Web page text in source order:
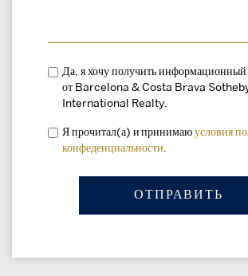
Да, я хочу получить информационный
от Barcelona & Costa Brava
International Realty.
Я прочитал(а) и принимаю условия
конфеденциальности